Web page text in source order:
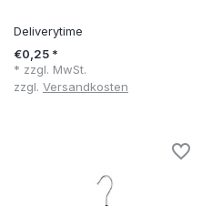
Deliverytime
€0,25 *
* zzgl. MwSt.
zzgl. Versandkosten